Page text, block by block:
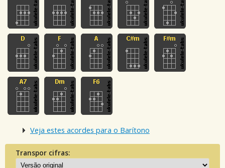
Veja estes acordes para o Barítono
Transpor cifras: